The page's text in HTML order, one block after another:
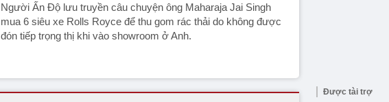
Người Ấn Độ lưu truyền câu chuyện ông Maharaja Jai Singh
mua 6 siêu xe Rolls Royce để thu gom rác thải do không được
đón tiếp trọng thị khi vào showroom ở Anh.
Được tài trợ